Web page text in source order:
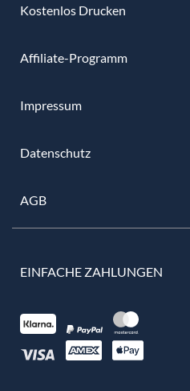
Kostenlos Drucken
Affiliate-Programm
Impressum
Datenschutz
AGB
EINFACHE ZAHLUNGEN